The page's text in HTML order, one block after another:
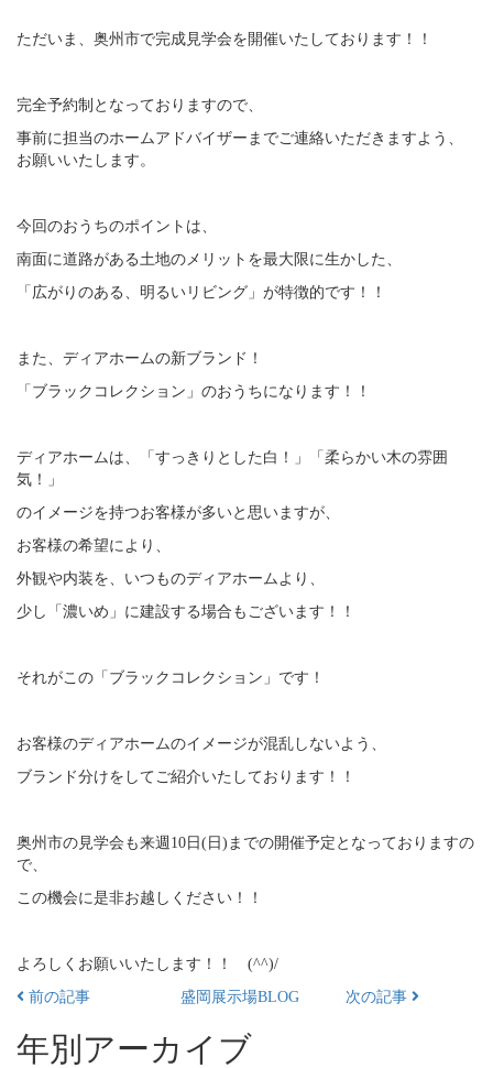
ただいま、奥州市で完成見学会を開催いたしております！！
完全予約制となっておりますので、
事前に担当のホームアドバイザーまでご連絡いただきますよう、
お願いいたします。
今回のおうちのポイントは、
南面に道路がある土地のメリットを最大限に生かした、
「広がりのある、明るいリビング」が特徴的です！！
また、ディアホームの新ブランド！
「ブラックコレクション」のおうちになります！！
ディアホームは、「すっきりとした白！」「柔らかい木の雰囲
気！」
のイメージを持つお客様が多いと思いますが、
お客様の希望により、
外観や内装を、いつものディアホームより、
少し「濃いめ」に建設する場合もございます！！
それがこの「ブラックコレクション」です！
お客様のディアホームのイメージが混乱しないよう、
ブランド分けをしてご紹介いたしております！！
奥州市の見学会も来週10日(日)までの開催予定となっておりますの
で、
この機会に是非お越しください！！
よろしくお願いいたします！！ (^^)/
前の記事
盛岡展示場BLOG 次の記事
年別アーカイブ